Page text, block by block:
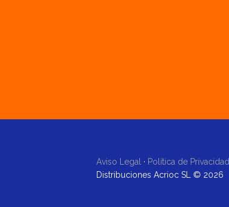
Aviso Legal · Política de Privacidad
Distribuciones Acrioc SL © 2026